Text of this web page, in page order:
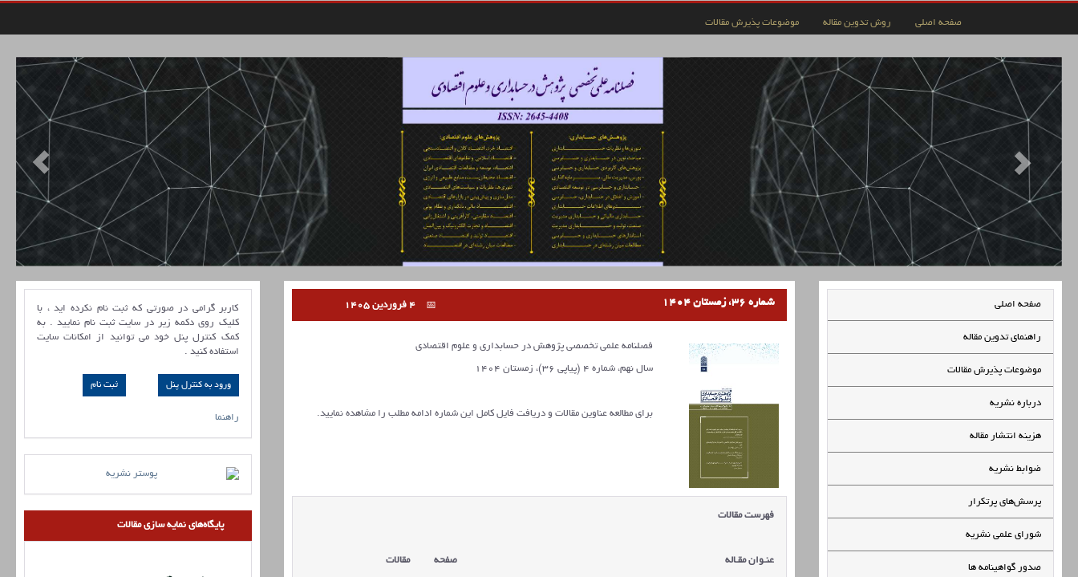
صفحه اصلی روش تدوین مقاله موضوعات پذیرش مقالات
صفحه اصلی
راهنمای تدوین مقاله
موضوعات پذیرش مقالات
درباره نشریه
هزینه انتشار مقاله
ضوابط نشریه
پرسش‌های پرتکرار
شورای علمی نشریه
صدور گواهینامه ها
شماره 36، زمستان 1404
فصلنامه علمی تخصصی پژوهش در حسابداری و علوم اقتصادی
سال نهم، شماره 4 (پیاپی 36)، زمستان 1404
برای مطالعه عناوین مقالات و دریافت فایل کامل این شماره ادامه مطلب را مشاهده نمایید.
فهرست مقالات
عنـوان مقـاله صفحه مقالات
کاربر گرامی در صورتی که ثبت نام نکرده اید ، با
کلیک روی دکمه زیر در سایت ثبت نام نمایید . به
کمک کنترل پنل خود می توانید از امکانات سایت
استفاده کنید .
ورود به کنترل پنل
راهنما
پایگاه‌های نمایه سازی مقالات